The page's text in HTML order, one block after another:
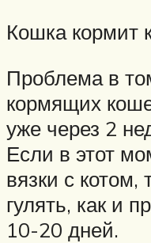
Кошка кормит
Проблема в
кормящих
уже через 2
Если в этот
вязки с котом,
гулять, как и
10-20 дней.